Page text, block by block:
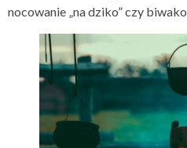
nocowanie „na dziko” czy